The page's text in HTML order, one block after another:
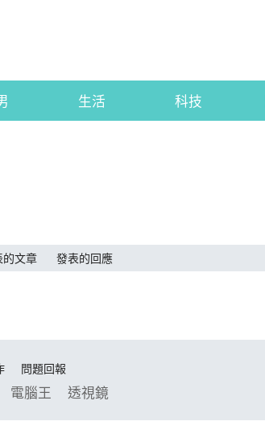
生活 科技
的文章 發表的回應
問題回報
電腦王 透視鏡